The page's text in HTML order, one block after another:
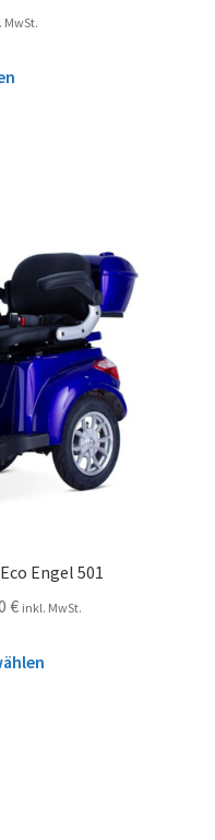
MwSt.
Engel 501
€ inkl. MwSt.